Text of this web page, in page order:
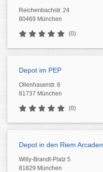
Reichenbachstr. 24
80469 München
(0)
Depot im PEP
Ollenhauerstr. 6
81737 München
(0)
Depot in den Riem Arcaden
Willy-Brandt-Platz 5
81829 München